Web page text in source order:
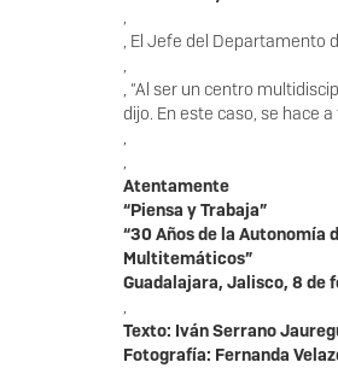
,
, El Jefe del Departamento
,
, “Al ser un centro
dijo. En este caso, se hace
,
,
Atentamente
“Piensa y Trabaja”
“30 Años de la Autonomía
Multitemáticos”
Guadalajara, Jalisco, 8 de
,
Texto: Iván Serrano
Fotografía: Fernanda